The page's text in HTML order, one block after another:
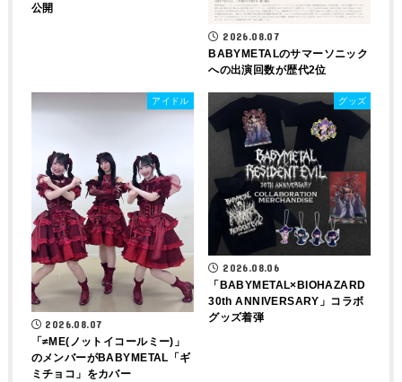
公開
2026.08.07
BABYMETALのサマーソニック
への出演回数が歴代2位
アイドル
2026.08.07
「≠ME(ノットイコールミー)」
のメンバーがBABYMETAL「ギ
ミチョコ」をカバー
グッズ
2026.08.06
「BABYMETAL×BIOHAZARD
30th ANNIVERSARY」コラボ
グッズ着弾